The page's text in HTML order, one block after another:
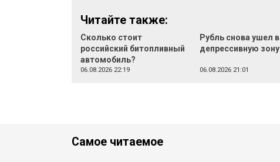
Читайте также:
Сколько стоит
российский битопливный
автомобиль?
06.08.2026 22:19
Рубль снова ушел в
депрессивную зону
06.08.2026 21:01
Самое читаемое